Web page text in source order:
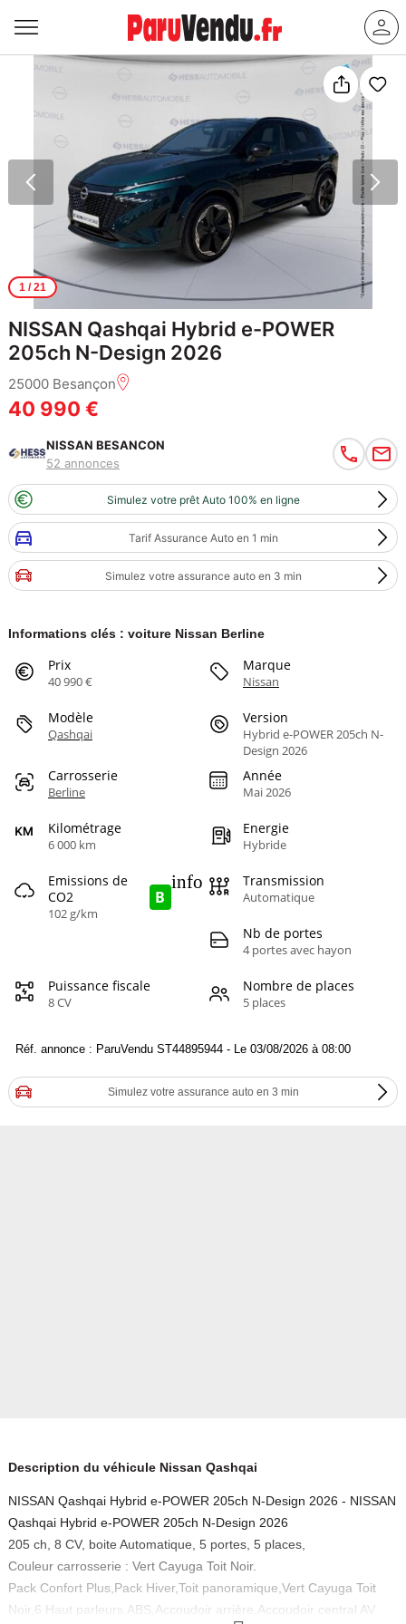
1/ 21
NISSAN Qashqai Hybrid e-POWER
205ch N-Design 2026
25000 Besançon
40 990 €
NISSAN BESANCON
52 annonces
Simulez votre prêt Auto 100% en ligne
Tarif Assurance Auto en 1 min
Simulez votre assurance auto en 3 min
Informations clés : voiture Nissan Berline
Prix
40 990 €
Marque
Nissan
Modèle
Qashqai
Version
Hybrid e-POWER 205ch N-
Design 2026
Carrosserie
Berline
Année
Mai 2026
Kilométrage
6 000 km
Energie
Hybride
Emissions de
CO2
102 g/km
B
info Transmission
Automatique
Nb de portes
4 portes avec hayon
Puissance fiscale
8 CV
Nombre de places
5 places
Réf. annonce : ParuVendu ST44895944 - Le 03/08/2026 à 08:00
Simulez votre assurance auto en 3 min
Description du véhicule Nissan Qashqai
NISSAN Qashqai Hybrid e-POWER 205ch N-Design 2026 - NISSAN
Qashqai Hybrid e-POWER 205ch N-Design 2026
205 ch, 8 CV, boite Automatique, 5 portes, 5 places,
Couleur carrosserie : Vert Cayuga Toit Noir.
Pack Confort Plus,Pack Hiver,Toit panoramique,Vert Cayuga Toit
Noir,6 Haut parleurs,ABS,Accoudoir arrière,Accoudoir central AV